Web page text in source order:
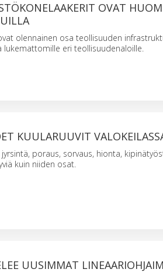
OVAT
olennainen osa teollisuuden
lukemattomille eri teollisuudenaloille.
KUULARUUVIT
jyrsintä, poraus, sorvaus, hionta,
kuin niiden osat.
UUSIMMAT